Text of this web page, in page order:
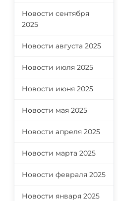
Новости сентября
2025
Новости августа 2025
Новости июля 2025
Новости июня 2025
Новости мая 2025
Новости апреля 2025
Новости марта 2025
Новости февраля 2025
Новости января 2025